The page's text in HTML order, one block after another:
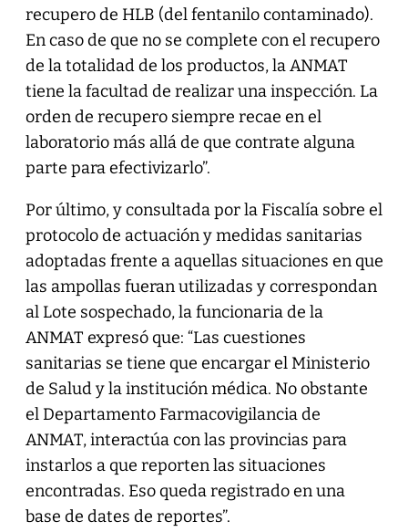
recupero de HLB (del fentanilo contaminado).
En caso de que no se complete con el recupero
de la totalidad de los productos, la ANMAT
tiene la facultad de realizar una inspección. La
orden de recupero siempre recae en el
laboratorio más allá de que contrate alguna
parte para efectivizarlo”.
Por último, y consultada por la Fiscalía sobre el
protocolo de actuación y medidas sanitarias
adoptadas frente a aquellas situaciones en que
las ampollas fueran utilizadas y correspondan
al Lote sospechado, la funcionaria de la
ANMAT expresó que: “Las cuestiones
sanitarias se tiene que encargar el Ministerio
de Salud y la institución médica. No obstante
el Departamento Farmacovigilancia de
ANMAT, interactúa con las provincias para
instarlos a que reporten las situaciones
encontradas. Eso queda registrado en una
base de dates de reportes”.